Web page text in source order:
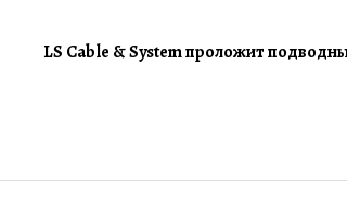
LS Cable & System проложит